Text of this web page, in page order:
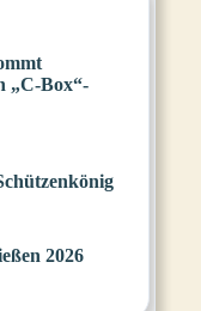
„C-Box“-
2026